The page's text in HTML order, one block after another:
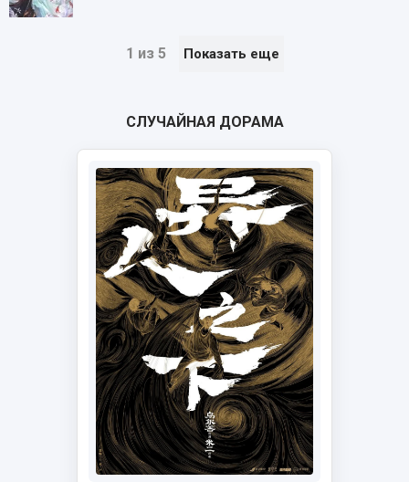
1 из 5 Показать еще
СЛУЧАЙНАЯ ДОРАМА